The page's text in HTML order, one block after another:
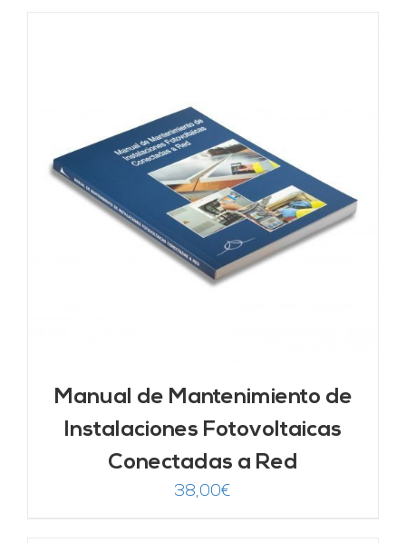
Manual de Mantenimiento de
Instalaciones Fotovoltaicas
Conectadas a Red
38,00€